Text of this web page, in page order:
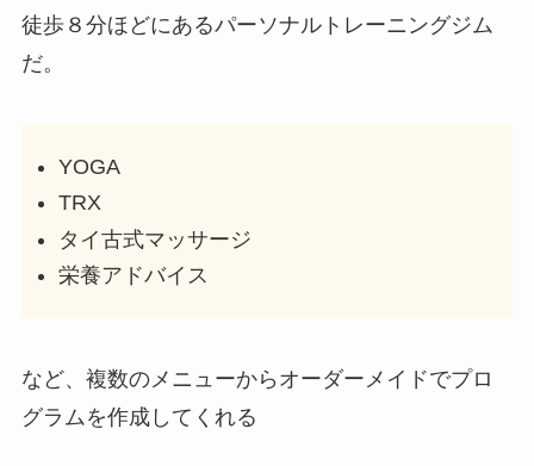
徒歩８分ほどにあるパーソナルトレーニングジム
だ。
YOGA
TRX
タイ古式マッサージ
栄養アドバイス
など、複数のメニューからオーダーメイドでプロ
グラムを作成してくれる